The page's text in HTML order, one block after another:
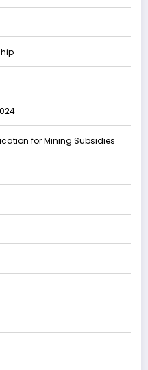
for Mining Subsidies